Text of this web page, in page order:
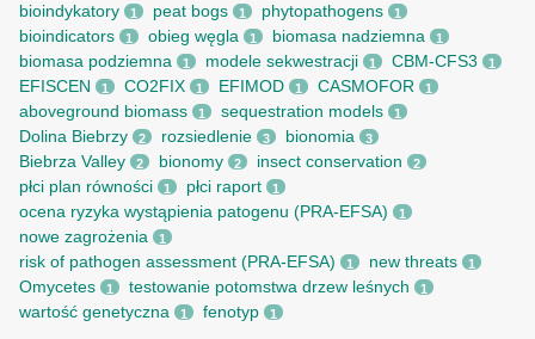
bioindykatory 1 peat bogs 1 phytopathogens 1
bioindicators 1 obieg węgla 1 biomasa nadziemna 1
biomasa podziemna 1 modele sekwestracji 1 CBM-CFS3 1
EFISCEN 1 CO2FIX 1 EFIMOD 1 CASMOFOR 1
aboveground biomass 1 sequestration models 1
Dolina Biebrzy 2 rozsiedlenie 3 bionomia 3
Biebrza Valley 2 bionomy 2 insect conservation 2
płci plan równości 1 płci raport 1
ocena ryzyka wystąpienia patogenu (PRA-EFSA) 1
nowe zagrożenia 1
risk of pathogen assessment (PRA-EFSA) 1 new threats 1
Omycetes 1 testowanie potomstwa drzew leśnych 1
wartość genetyczna 1 fenotyp 1